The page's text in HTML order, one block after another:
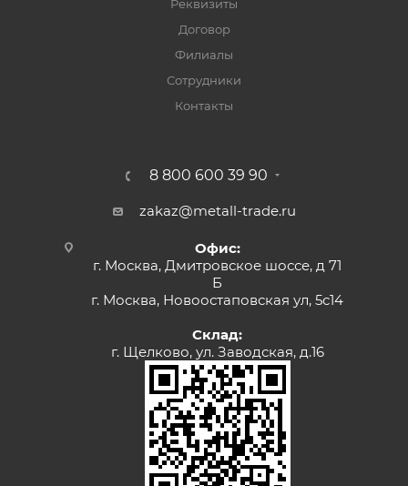
Реквизиты
Договор
Филиалы
Сотрудники
Контакты
8 800 600 39 90
zakaz@metall-trade.ru
Офис:
г. Москва, Дмитровское шоссе, д 71
Б
г. Москва, Новоостаповская ул, 5с14
Склад:
г. Щелково, ул. Заводская, д.16